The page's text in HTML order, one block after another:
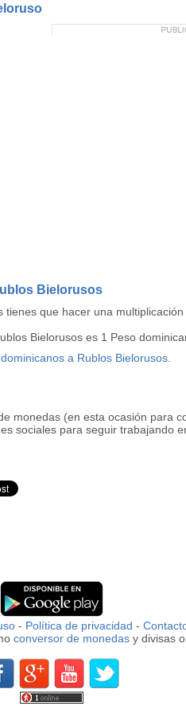
Bielorusos
que hacer una
Bielorusos es 1 Peso
a Rublos Bielorusos
monedas (en esta ocasión para
sociales para seguir trabajando
- Política de privacidad -
conversor de monedas y divisas